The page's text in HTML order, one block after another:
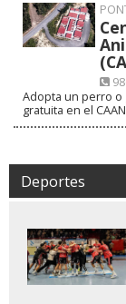
Adopta un perro o
gratuita en el
Deportes